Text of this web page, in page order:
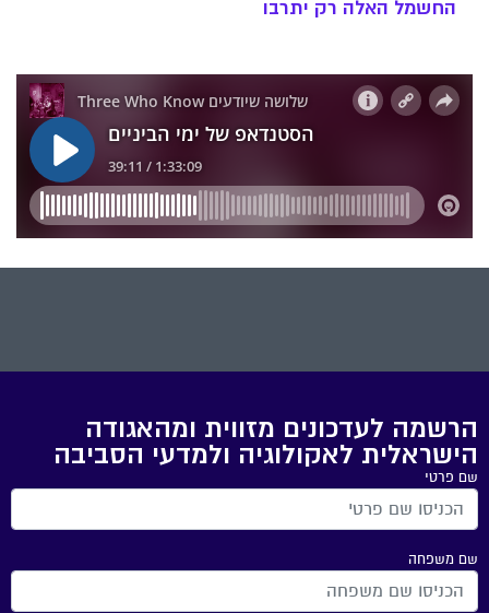
החשמל האלה רק יתרבו
הרשמה לעדכונים מזווית ומהאגודה
הישראלית לאקולוגיה ולמדעי הסביבה
שם פרטי
שם משפחה